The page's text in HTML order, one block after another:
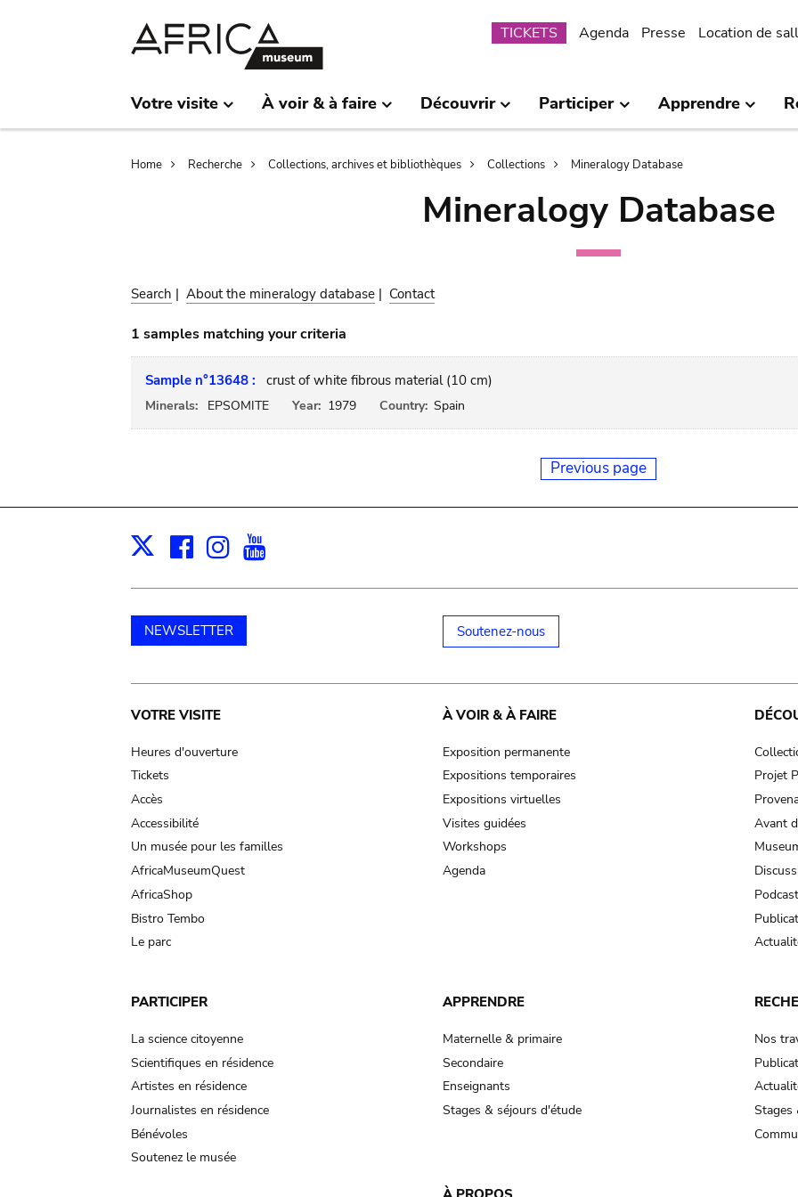
Submenu
TICKETS Agenda Presse Location de
Votre visite À voir & à faire Découvrir Participer Apprendre
Breadcrumb
Home Recherche Collections, archives et bibliothèques Collections Mineralogy Database
Mineralogy Database
Search | About the mineralogy database | Contact
1 samples matching your criteria
Sample n°13648 : crust of white fibrous material (10 cm)
Minerals: EPSOMITE Year: 1979 Country: Spain
Previous page
X Facebook
Instagram
NEWSLETTER Soutenez-nous
Main
navigation
VOTRE VISITE
Heures d'ouverture
Tickets
Accès
Accessibilité
Un musée pour les familles
AfricaMuseumQuest
AfricaShop
Bistro Tembo
Le parc
À VOIR & À FAIRE
Exposition permanente
Expositions temporaires
Expositions virtuelles
Visites guidées
Workshops
Agenda
Projet
Avant
PARTICIPER
La science citoyenne
Scientifiques en résidence
Artistes en résidence
Journalistes en résidence
Bénévoles
Soutenez le musée
APPRENDRE
Maternelle & primaire
Secondaire
Enseignants
Stages & séjours d'étude
Nos
Stages